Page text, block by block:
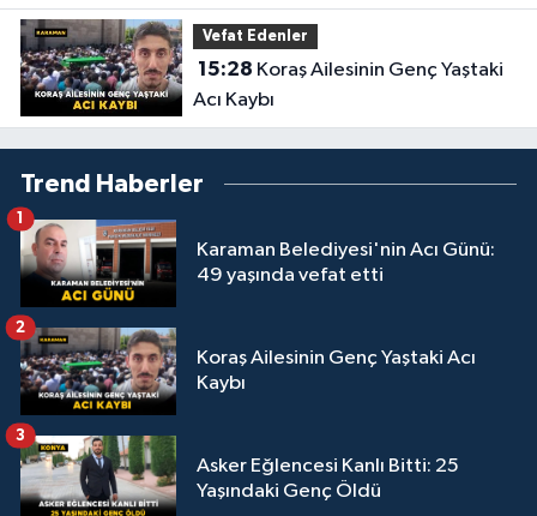
Vefat Edenler
15:28
Acı Kaybı
Trend Haberler
Karaman Belediyesi'nin Acı Günü:
49 yaşında vefat etti
1
Koraş Ailesinin Genç Yaştaki Acı
Kaybı
2
Asker Eğlencesi Kanlı Bitti: 25
Yaşındaki Genç Öldü
3